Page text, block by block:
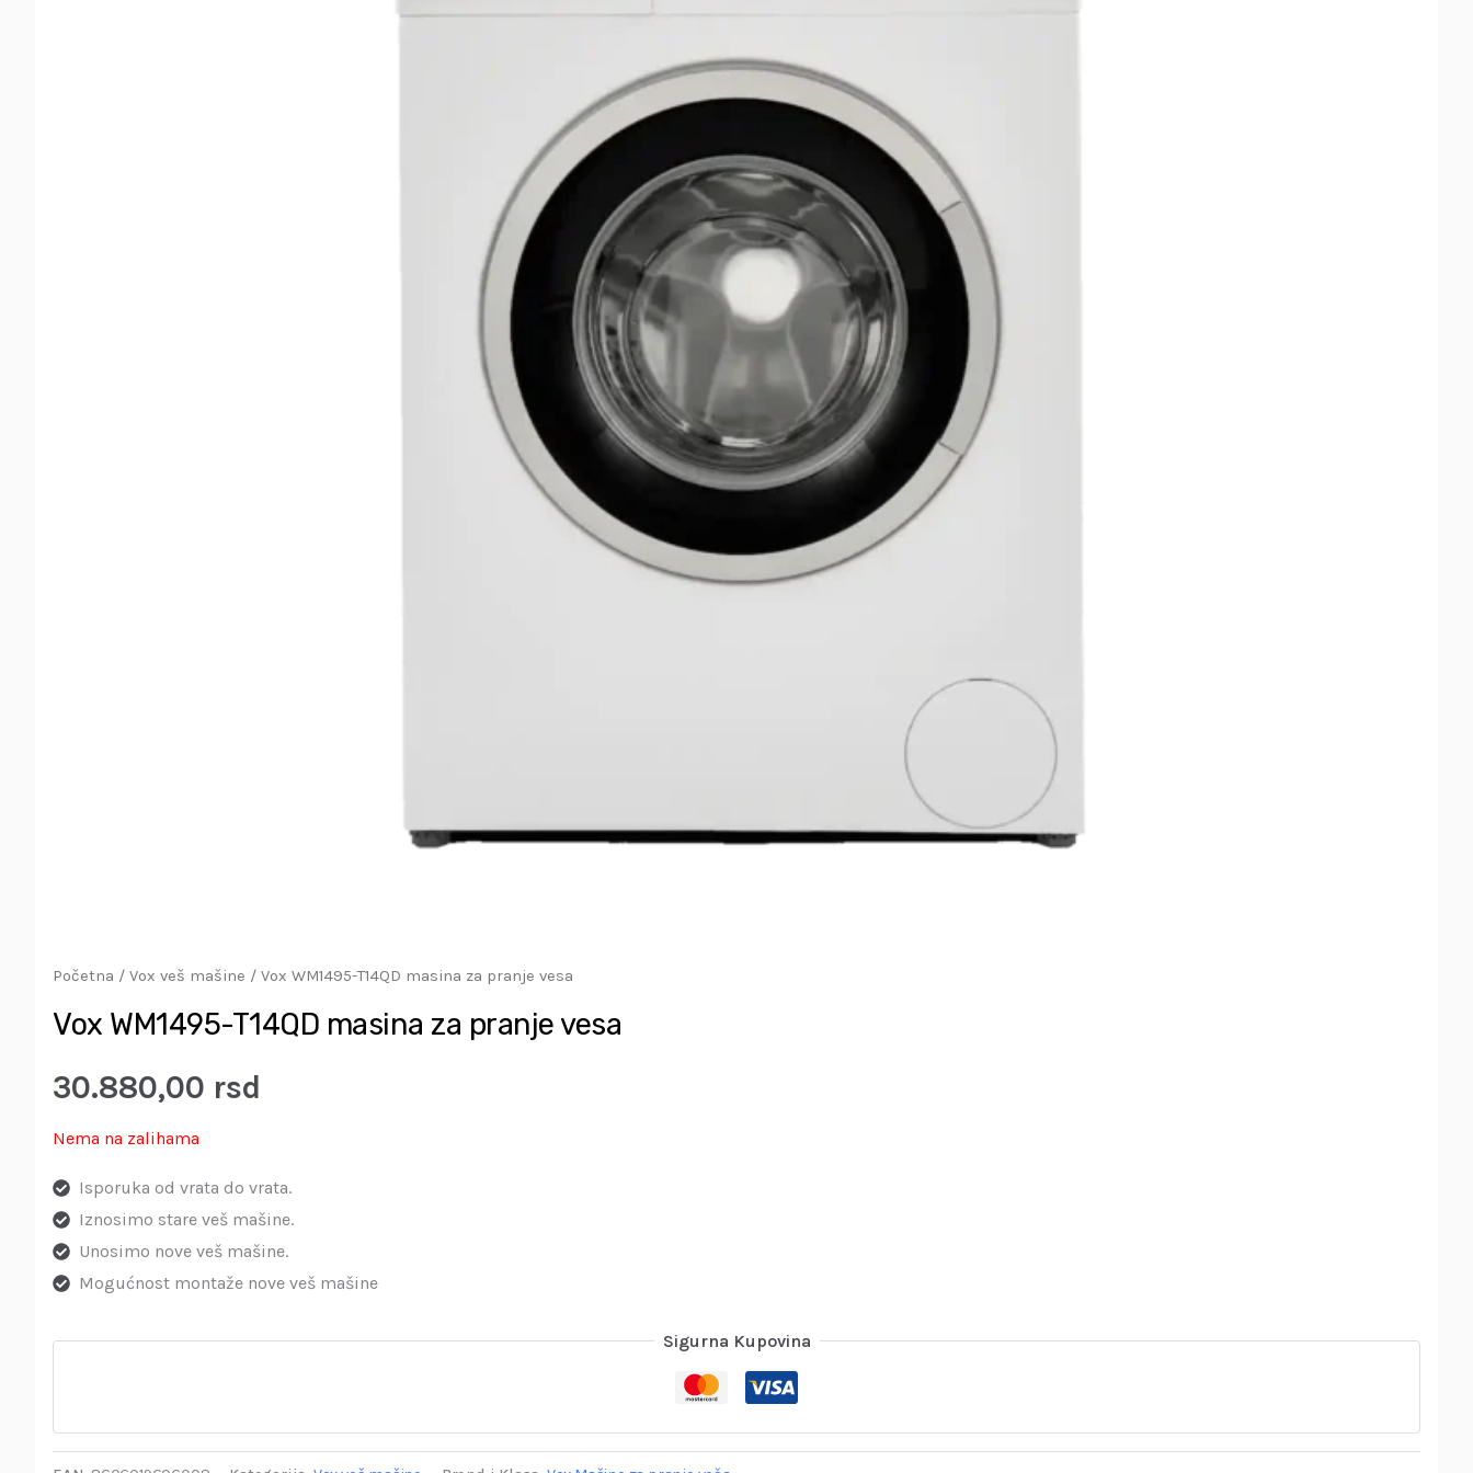
Početna / Vox veš mašine / Vox WM1495-T14QD masina za pranje vesa
Vox WM1495-T14QD masina za pranje vesa
30.880,00 rsd
Nema na zalihama
Isporuka od vrata do vrata.
Iznosimo stare veš mašine.
Unosimo nove veš mašine.
Mogućnost montaže nove veš mašine
Sigurna Kupovina